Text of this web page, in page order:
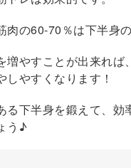
肉の60-70％は下半身の
増やすことが出来れば
しやすくなります！
る下半身を鍛えて、効
う♪